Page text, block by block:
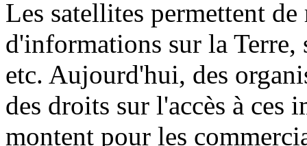
Les satellites permettent de
d'informations sur la
etc. Aujourd'hui, des
des droits sur l'accès à ces
montent pour les